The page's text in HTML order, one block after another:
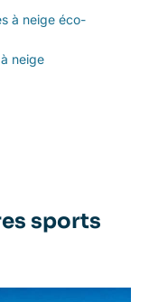
à neige éco-
neige
sports